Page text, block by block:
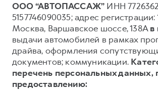
ООО “АВТОПАССАЖ” ИНН
5157746090035; адрес регистрации:
Москва, Варшавское шоссе, 138Ав
выдачи автомобилей в рамках
драйва, оформления
документов; коммуникации.
перечень персональных
предоставлению: